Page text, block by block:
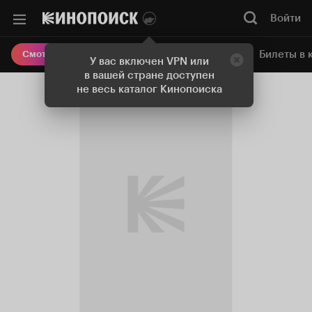
У вас включен VPN или
в вашей стране доступен
не весь каталог Кинопоиска
Войти
Смотреть кино Онлайн-кинотеатр Билеты в